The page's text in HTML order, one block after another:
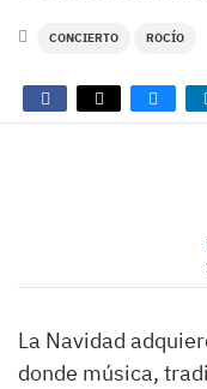
CONCIERTO ROCÍO
La Navidad
donde música,